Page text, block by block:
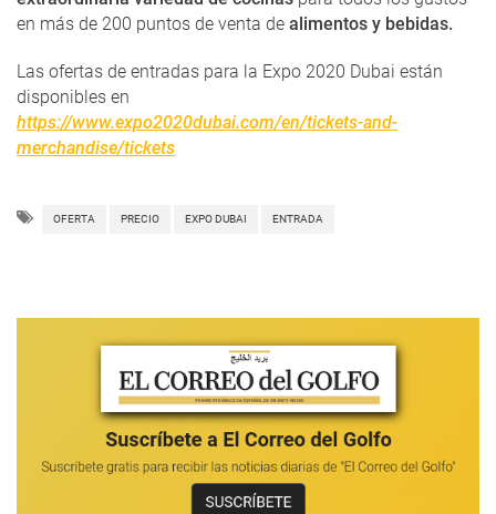
en más de 200 puntos de venta de alimentos y bebidas.
Las ofertas de entradas para la Expo 2020 Dubai están
disponibles en
https://www.expo2020dubai.com/en/tickets-and-
merchandise/tickets
OFERTA PRECIO EXPO DUBAI ENTRADA